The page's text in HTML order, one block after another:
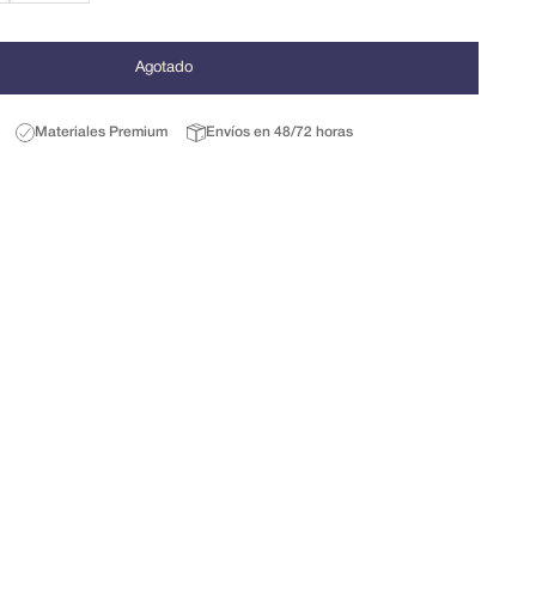
Agotado
Materiales Premium Envíos en 48/72 horas